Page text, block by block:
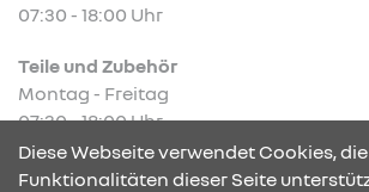
07:30 - 18:00 Uhr
Teile und Zubehör
Montag - Freitag
07:30 - 18:00 Uhr
Diese Webseite verwendet Cookies,
Funktionalitäten dieser Seite